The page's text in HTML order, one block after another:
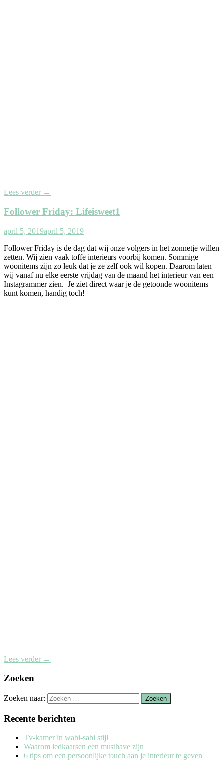
Lees verder →
Follower Friday: Lifeisweet1
april 5, 2019april 5, 2019
Follower Friday is de dag dat wij onze volgers in het zonnetje willen
zetten. Wij zien vaak toffe interieurs voorbij komen. Sommige
woonitems zijn zo leuk dat je ze zelf ook wil kopen. Daarom laten
wij vanaf nu elke eerste vrijdag van de maand het interieur van een
Instagrammer zien. Je ziet direct waar je de getoonde woonitems
kunt komen, handig toch!
Lees verder →
Zoeken
Zoeken naar:
Recente berichten
Tv-kamer in wabi-sabi stijl
Waarom ledkaarsen een musthave zijn
6 tips om een persoonlijke touch aan je interieur te geven